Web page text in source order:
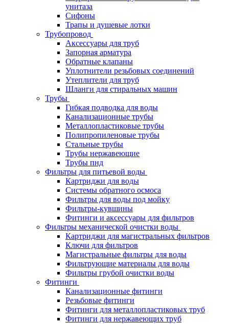
унитаза
Сифоны
Трапы и душевые лотки
Трубопровод
Аксессуары для труб
Запорная арматура
Обратные клапаны
Уплотнители резьбовых соединений
Утеплители для труб
Шланги для стиральных машин
Трубы
Гибкая подводка для воды
Канализационные трубы
Металлопластиковые трубы
Полипропиленовые трубы
Стальные трубы
Трубы нержавеющие
Трубы пнд
Фильтры для питьевой воды
Картриджи для воды
Системы обратного осмоса
Фильтры для воды под мойку
Фильтры-кувшины
Фитинги и аксессуары для фильтров
Фильтры механической очистки воды
Картриджи для магистральных фильтров
Ключи для фильтров
Магистральные фильтры для воды
Фильтрующие материалы для воды
Фильтры грубой очистки воды
Фитинги
Канализационные фитинги
Резьбовые фитинги
Фитинги для металлопластиковых труб
Фитинги для нержавеющих труб